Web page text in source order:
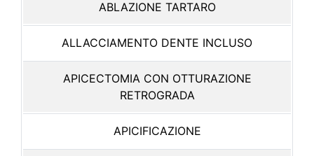
ABLAZIONE TARTARO
ALLACCIAMENTO DENTE INCLUSO
APICECTOMIA CON OTTURAZIONE
RETROGRADA
APICIFICAZIONE